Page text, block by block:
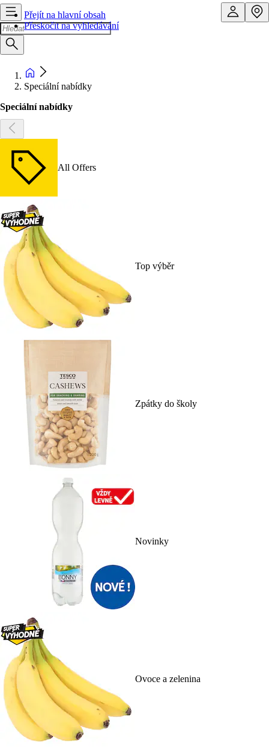
Přejít na hlavní obsah
Přeskočit na vyhledávání
Speciální nabídky
Speciální nabídky
All Offers
Top výběr
Zpátky do školy
Novinky
Ovoce a zelenina